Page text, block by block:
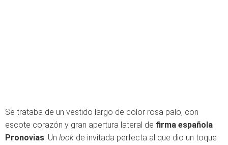
Se trataba de un vestido largo de color rosa palo, con
escote corazón y gran apertura lateral de firma española
Pronovias. Un look de invitada perfecta al que dio un toque